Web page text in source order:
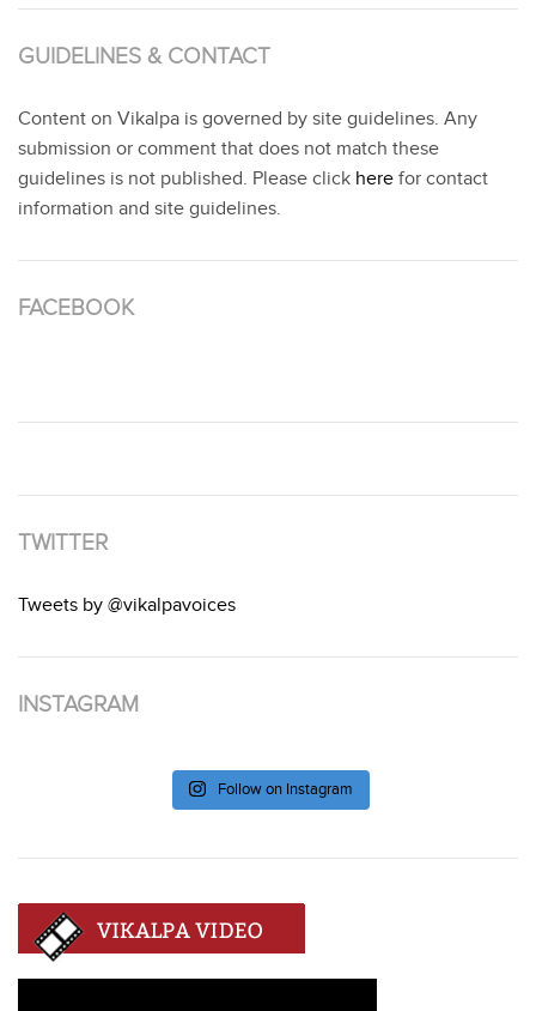
GUIDELINES & CONTACT
Content on Vikalpa is governed by site guidelines. Any
submission or comment that does not match these
guidelines is not published. Please click here for contact
information and site guidelines.
FACEBOOK
TWITTER
Tweets by @vikalpavoices
INSTAGRAM
Follow on Instagram